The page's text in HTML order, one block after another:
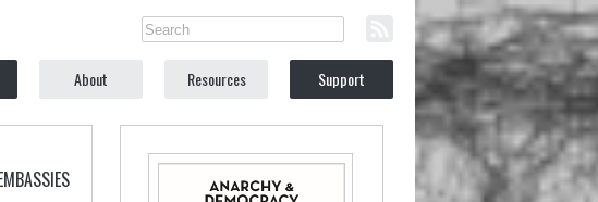
About Resources Support